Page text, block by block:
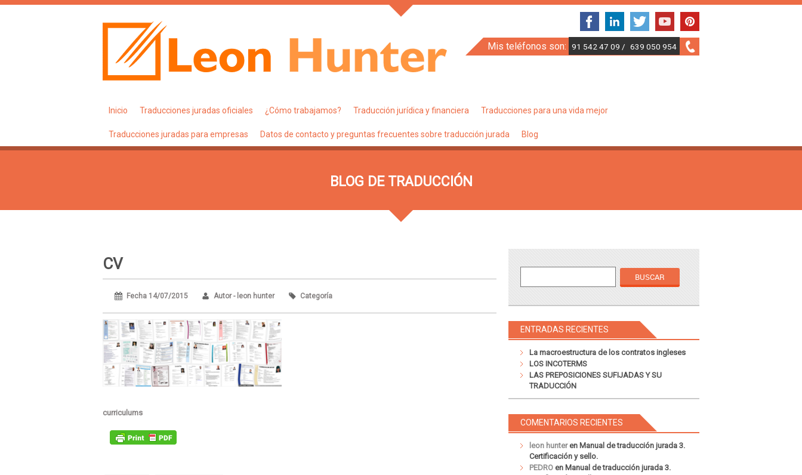
Mis teléfonos son: 91 542 47 09 / 639 050 954
Inicio Traducciones juradas oficiales ¿Cómo trabajamos? Traducción jurídica y financiera Traducciones para una vida mejor
Traducciones juradas para empresas Datos de contacto y preguntas frecuentes sobre traducción jurada Blog
BLOG DE TRADUCCIÓN
CV
Fecha 14/07/2015 Autor - leon hunter Categoría
curriculums
ENTRADAS RECIENTES
La macroestructura de los contratos ingleses
LOS INCOTERMS
LAS PREPOSICIONES SUFIJADAS Y SU
TRADUCCIÓN
COMENTARIOS RECIENTES
leon hunteren Manual de traducción jurada 3.
Certificación y sello.
PEDRO en Manual de traducción jurada 3.